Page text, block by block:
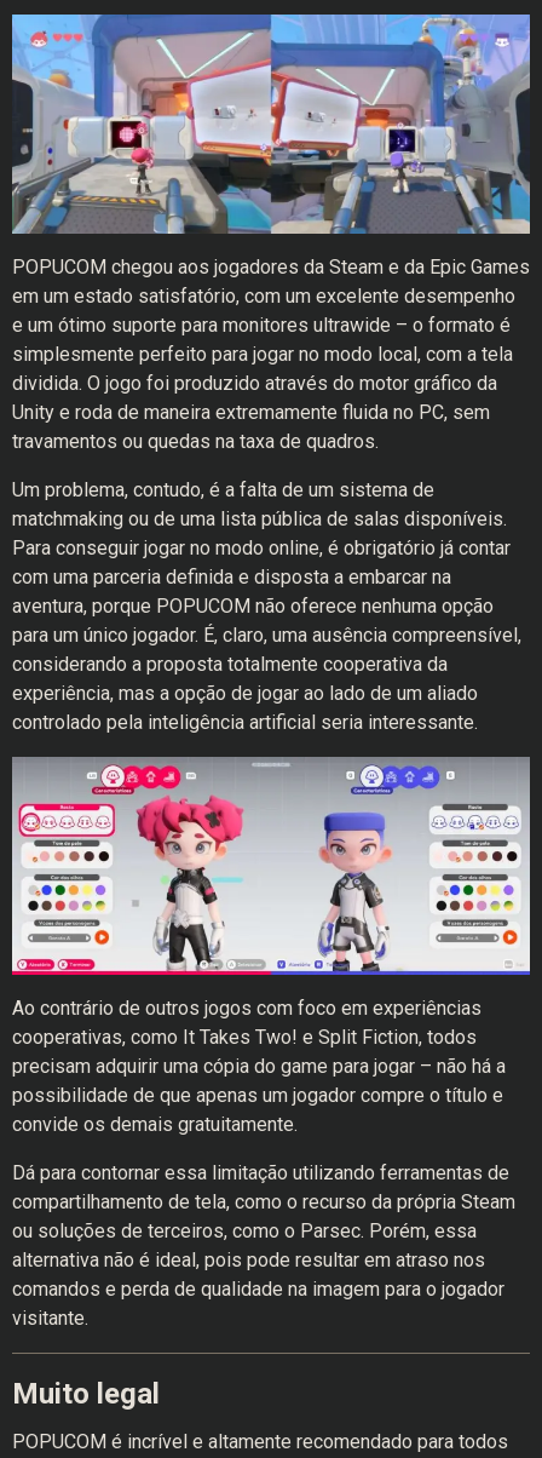
POPUCOM chegou aos jogadores da Steam e da Epic Games
em um estado satisfatório, com um excelente desempenho
e um ótimo suporte para monitores ultrawide – o formato é
simplesmente perfeito para jogar no modo local, com a tela
dividida. O jogo foi produzido através do motor gráfico da
Unity e roda de maneira extremamente fluida no PC, sem
travamentos ou quedas na taxa de quadros.
Um problema, contudo, é a falta de um sistema de
matchmaking ou de uma lista pública de salas disponíveis.
Para conseguir jogar no modo online, é obrigatório já contar
com uma parceria definida e disposta a embarcar na
aventura, porque POPUCOM não oferece nenhuma opção
para um único jogador. É, claro, uma ausência compreensível,
considerando a proposta totalmente cooperativa da
experiência, mas a opção de jogar ao lado de um aliado
controlado pela inteligência artificial seria interessante.
Ao contrário de outros jogos com foco em experiências
cooperativas, como It Takes Two! e Split Fiction, todos
precisam adquirir uma cópia do game para jogar – não há a
possibilidade de que apenas um jogador compre o título e
convide os demais gratuitamente.
Dá para contornar essa limitação utilizando ferramentas de
compartilhamento de tela, como o recurso da própria Steam
ou soluções de terceiros, como o Parsec. Porém, essa
alternativa não é ideal, pois pode resultar em atraso nos
comandos e perda de qualidade na imagem para o jogador
visitante.
Muito legal
POPUCOM é incrível e altamente recomendado para todos